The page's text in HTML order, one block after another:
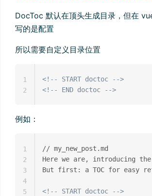
DocToc 默认在顶头生成目录，但在
写的是配置
所以需要自定义目录位置
<!-- START doctoc -->
<!-- END doctoc -->
1
2
例如：
// my_new_post.md
Here we are, introducing
But first: a TOC for easy
<!-- START doctoc -->
1
2
3
4
5